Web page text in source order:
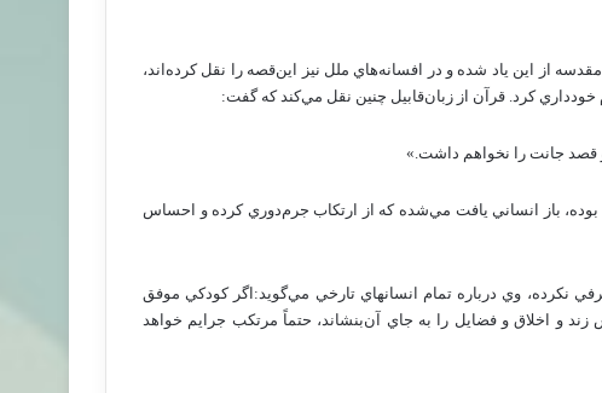
از اين‌ ياد شده‌ و در افسانه‌هاي‌ ملل‌ نيز اين‌قصه‌ را نقل‌ كرده‌اند،
خودداري‌ كرد. قرآن‌ از زبان‌قابيل‌ چنين‌ نقل‌ مي‌كند كه‌ گفت‌:
قصد جانت‌ را نخواهم‌ داشت‌.»
باز انساني‌ يافت‌ مي‌شده‌ كه‌ از ارتكاب‌ جرم‌دوري‌ كرده‌ و احساس‌
نكرده‌، وي‌ درباره‌ تمام‌ انسانهاي‌ تارخي‌ مي‌گويد:اگر كودكي‌ موفق‌
و اخلاق‌ و فضايل‌ را به‌ جاي‌ آن‌بنشاند، حتماً مرتكب‌ جرايم‌ خواهد